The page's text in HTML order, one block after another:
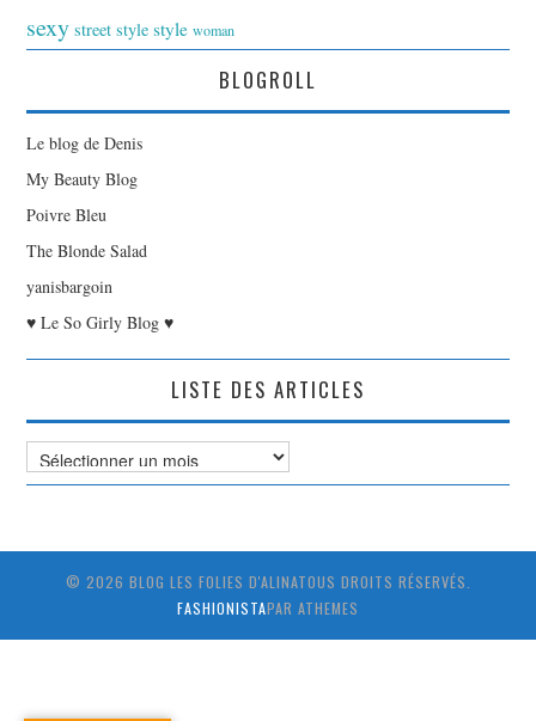
sexy street style style woman
BLOGROLL
Le blog de Denis
My Beauty Blog
Poivre Bleu
The Blonde Salad
yanisbargoin
♥ Le So Girly Blog ♥
LISTE DES ARTICLES
Liste
des
© 2026 BLOG LES FOLIES D'ALINATOUS DROITS RÉSERVÉS.
FASHIONISTAPAR ATHEMES